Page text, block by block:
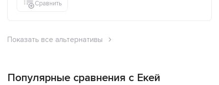
Сравнить
Показать все альтернативы
Популярные сравнения с Екей